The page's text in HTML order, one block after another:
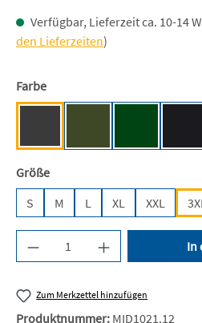
Verfügbar, Lieferzeit ca. 10-14
den Lieferzeiten)
Farbeauswählen
Größeauswählen
S
M L XL XXL
Produkt Anzahl: Gib In
Zum Merkzettel hinzufügen
Produktnummer: MID1021.12